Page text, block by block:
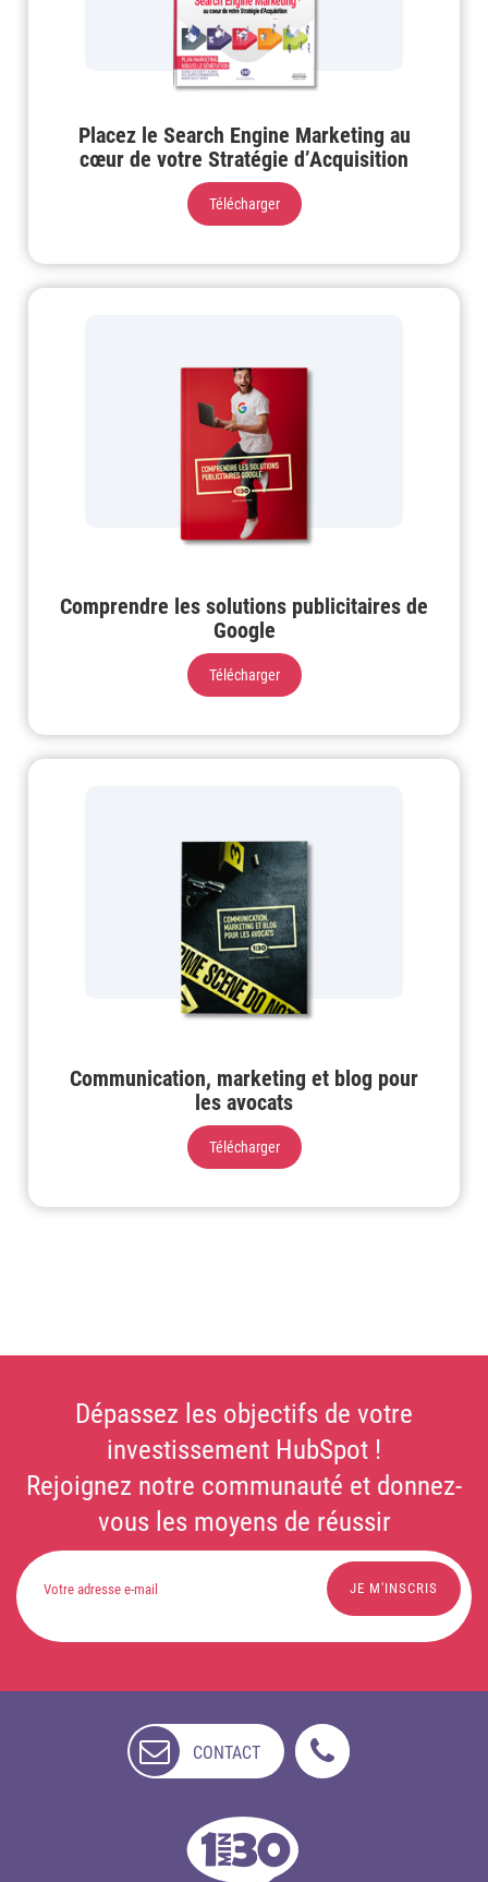
Placez le Search Engine Marketing au
cœur de votre Stratégie d’Acquisition
Télécharger
Comprendre les solutions publicitaires de
Google
Télécharger
Communication, marketing et blog pour
les avocats
Télécharger
Dépassez les objectifs de votre
investissement HubSpot !
Rejoignez notre communauté et donnez-
vous les moyens de réussir
CONTACT
DISPONIBLE